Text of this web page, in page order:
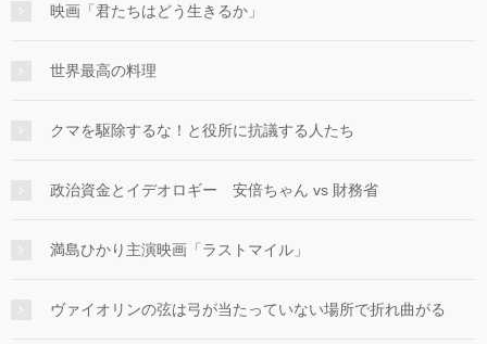
映画「君たちはどう生きるか」
世界最高の料理
クマを駆除するな！と役所に抗議する人たち
政治資金とイデオロギー 安倍ちゃん vs 財務省
満島ひかり主演映画「ラストマイル」
ヴァイオリンの弦は弓が当たっていない場所で折れ曲がる